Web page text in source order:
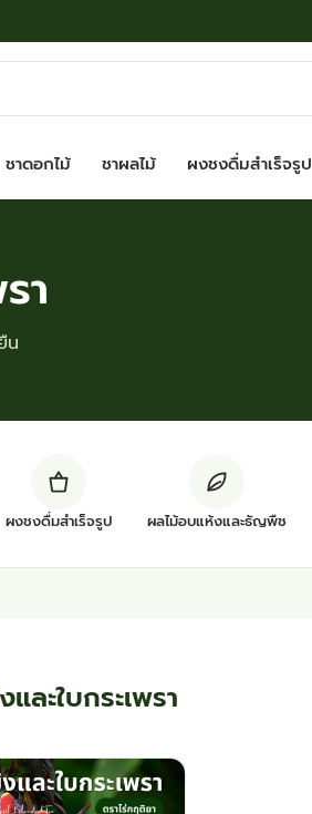
ชาดอกไม้ ชาผลไม้ ผงชงดื่มสำเร็จรูป
า
น
ผงชงดื่มสำเร็จรูป ผลไม้อบแห้งและธัญพืช
ละใบกระเพรา